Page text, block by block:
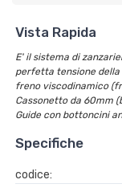
Vista Rapida
E' il sistema di
perfetta tensione della
freno viscodinamico
Cassonetto da 60mm
Guide con bottoncini
Specifiche
codice: